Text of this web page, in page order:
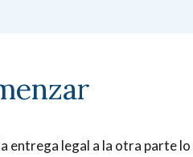
entrega legal a la otra parte